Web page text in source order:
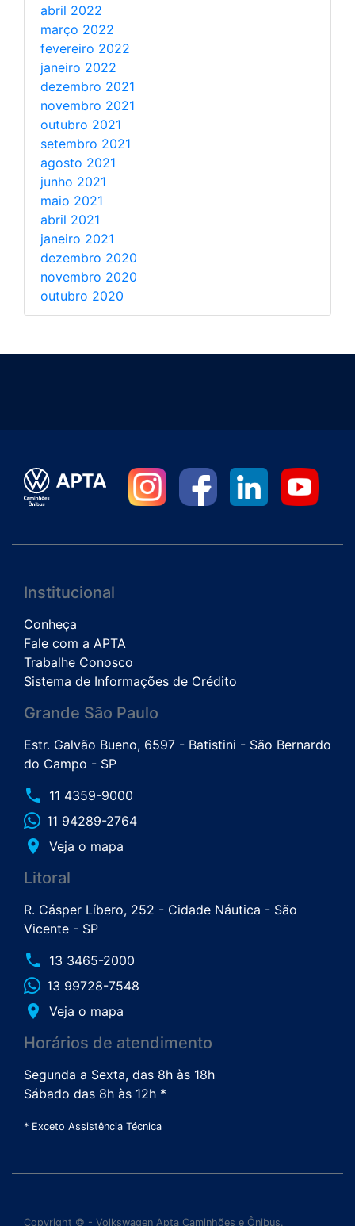
abril 2022
março 2022
fevereiro 2022
janeiro 2022
dezembro 2021
novembro 2021
outubro 2021
setembro 2021
agosto 2021
junho 2021
maio 2021
abril 2021
janeiro 2021
dezembro 2020
novembro 2020
outubro 2020
Institucional
Conheça
Fale com a APTA
Trabalhe Conosco
Sistema de Informações de Crédito
Grande São Paulo
Estr. Galvão Bueno, 6597 - Batistini - São Bernardo
do Campo - SP
phone 11 4359-9000
11 94289-2764
place Veja o mapa
Litoral
R. Cásper Líbero, 252 - Cidade Náutica - São
Vicente - SP
phone 13 3465-2000
13 99728-7548
place Veja o mapa
Horários de atendimento
Segunda a Sexta, das 8h às 18h
Sábado das 8h às 12h *
* Exceto Assistência Técnica
Copyright © - Volkswagen Apta Caminhões e Ônibus.